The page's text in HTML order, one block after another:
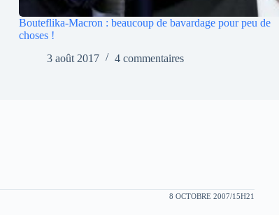
Bouteflika-Macron : beaucoup de bavardage pour peu de
choses !
3 août 2017
4 commentaires
8 OCTOBRE 2007/15H21